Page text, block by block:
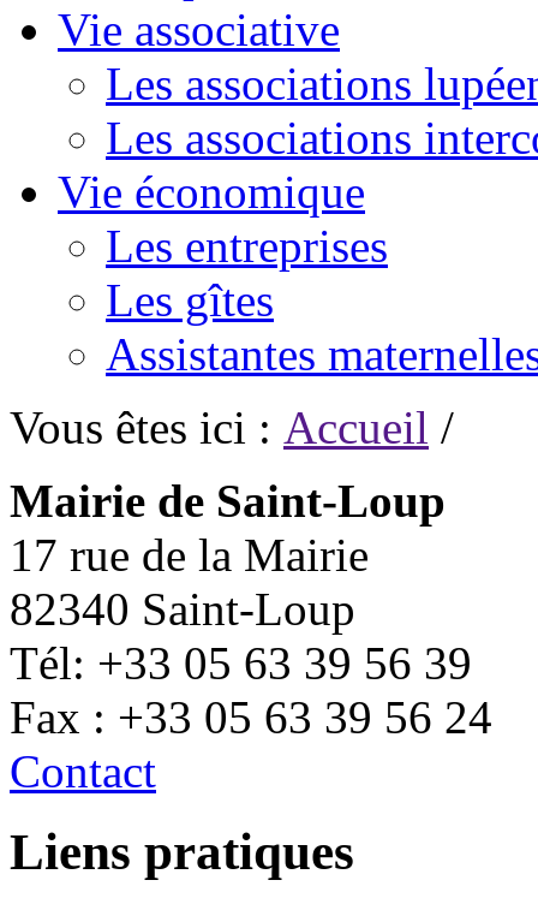
Vie associative
Les associations
Les associations
Vie économique
Les entreprises
Les gîtes
Assistantes
Vous êtes ici : Accueil /
Mairie de Saint-Loup
17 rue de la Mairie
82340 Saint-Loup
Tél: +33 05 63 39 56 39
Fax : +33 05 63 39 56 24
Contact
Liens pratiques